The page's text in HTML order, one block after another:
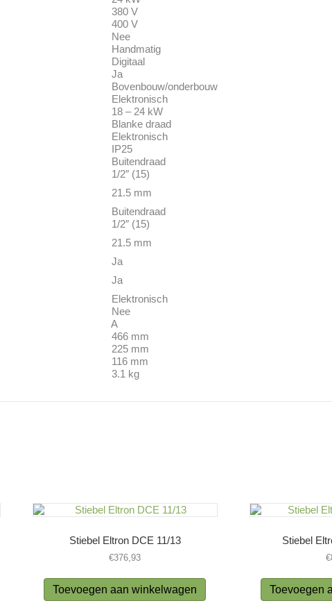
380 V
400 V
Nee
Handmatig
Digitaal
Ja
Bovenbouw/onderbouw
Elektronisch
18 – 24 kW
Blanke draad
Elektronisch
IP25
Buitendraad
1/2″ (15)
21.5 mm
Buitendraad
1/2″ (15)
21.5 mm
Ja
Ja
Elektronisch
Nee
A
466 mm
225 mm
116 mm
3.1 kg
Stiebel Eltron DCE 11/13
€376,93
Toevoegen aan winkelwagen
Stiebel
€
Toevoegen